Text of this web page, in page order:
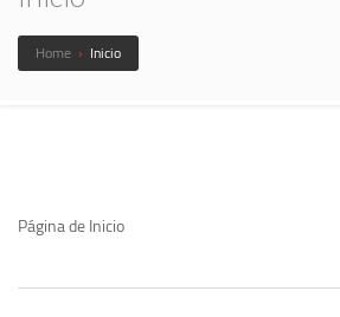
Home › Inicio
Página de Inicio